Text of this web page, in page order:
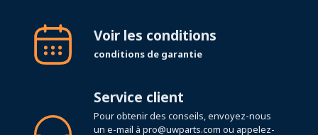
Voir les conditions
conditions de garantie
Service client
Pour obtenir des conseils, envoyez-nous
un e-mail à pro@uwparts.com ou appelez-